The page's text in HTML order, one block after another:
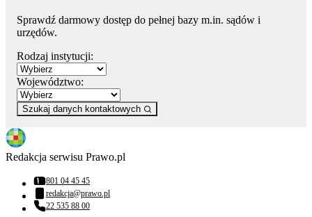
Sprawdź darmowy dostęp do pełnej bazy m.in. sądów i
urzędów.
Rodzaj instytucji:
Województwo:
Szukaj danych kontaktowych
Redakcja serwisu Prawo.pl
Numer telefonu:
801 04 45 45
Adres email:
redakcja@prawo.pl
Numer telefonu:
22 535 88 00